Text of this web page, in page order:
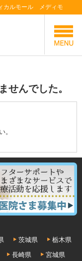
カルモール メディモ
せんでした。
。
茨城県
栃木県
長崎県
宮城県